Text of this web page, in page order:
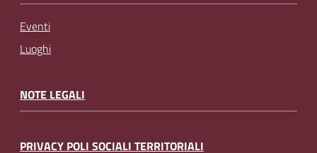
Eventi
Luoghi
NOTE LEGALI
PRIVACY POLI SOCIALI TERRITORIALI